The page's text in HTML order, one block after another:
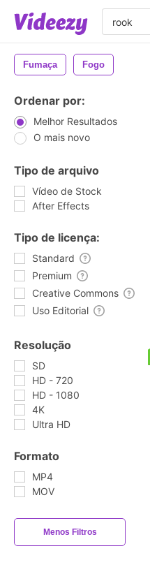
Fumaça Fogo
Ordenar por:
Melhor Resultados
O mais novo
Tipo de arquivo
Vídeo de Stock
After Effects
Tipo de licença:
Standard
Premium
Creative Commons
Uso Editorial
Resolução
SD
HD - 720
HD - 1080
4K
Ultra HD
Formato
MP4
MOV
Menos Filtros